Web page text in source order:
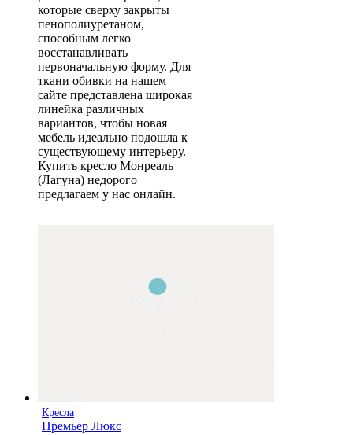
которые сверху закрыты
пенополиуретаном,
способным легко
восстанавливать
первоначальную форму. Для
ткани обивки на нашем
сайте представлена широкая
линейка различных
вариантов, чтобы новая
мебель идеально подошла к
существующему интерьеру.
Купить кресло Монреаль
(Лагуна) недорого
предлагаем у нас онлайн.
Кресла
Премьер Люкс